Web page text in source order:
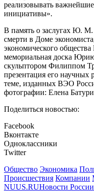
реализовывать
инициативы».
В память о заслугах Ю.
смерти в Доме
экономического
мемориальная доска
скульптором Филиппом
презентация его научных
теме, изданных ВЭО
фотографии: Елена
Поделиться новостью:
Facebook
Вконтакте
Одноклассники
Twitter
Общество Экономика
Происшествия Компании
NUUS.RUНовости